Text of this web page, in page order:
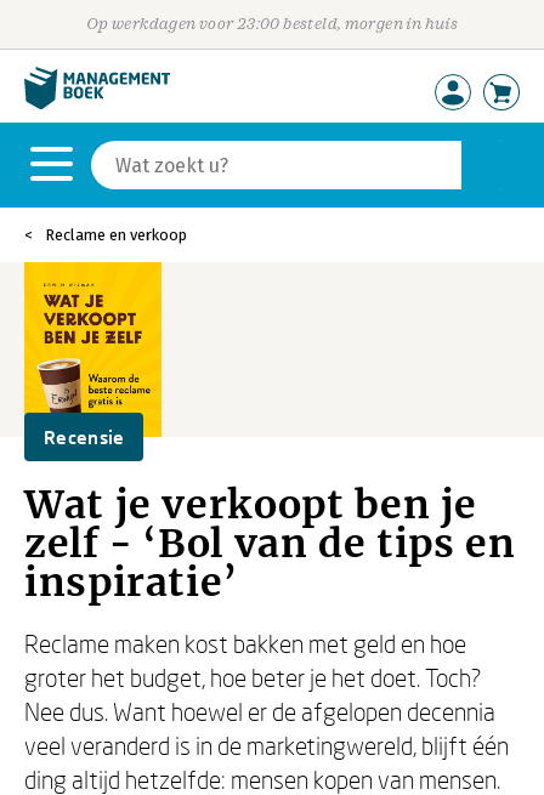
Op werkdagen voor 23:00 besteld, morgen in huis
Reclame en verkoop
Recensie
Wat je verkoopt ben je
zelf - ‘Bol van de tips en
inspiratie’
Reclame maken kost bakken met geld en hoe
groter het budget, hoe beter je het doet. Toch?
Nee dus. Want hoewel er de afgelopen decennia
veel veranderd is in de marketingwereld, blijft één
ding altijd hetzelfde: mensen kopen van mensen.